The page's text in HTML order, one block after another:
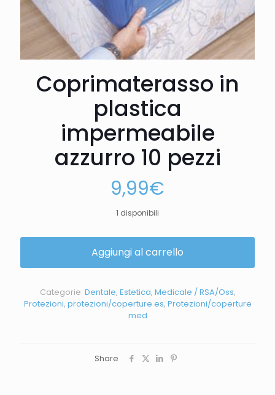
Coprimaterasso in
plastica
impermeabile
azzurro 10 pezzi
9,99€
1 disponibili
Aggiungi al carrello
Categorie: Dentale, Estetica, Medicale / RSA/Oss,
Protezioni, protezioni/coperture es, Protezioni/coperture
med
Share